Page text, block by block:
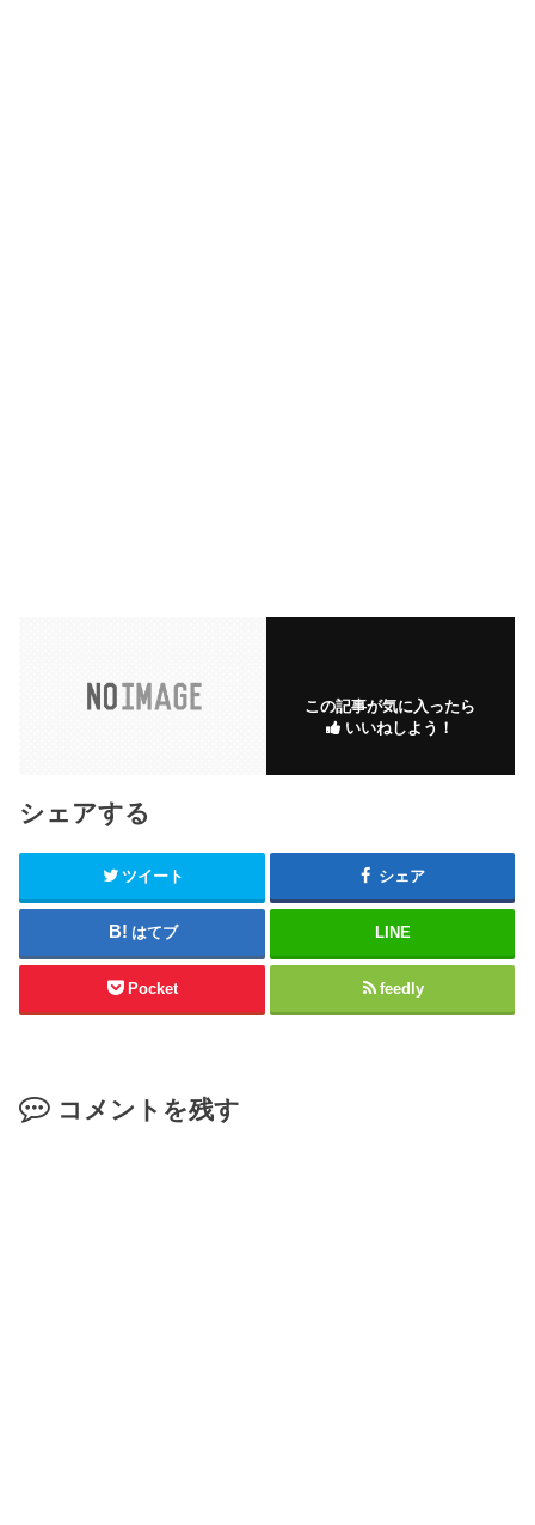
この記事が気に入ったら
いいねしよう！
シェアする
ツイート シェア
はてブ LINE
Pocket feedly
コメントを残す